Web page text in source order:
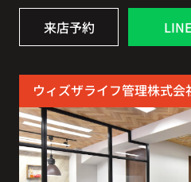
来店予約 LINE
ウィズザライフ管理株式会